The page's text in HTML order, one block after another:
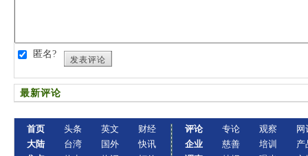
匿名?
发表评论
最新评论
首页
大陆
头条
台湾
英文
国外
财经
快讯
评论
企业
专论
慈善
观察
培训
网
产